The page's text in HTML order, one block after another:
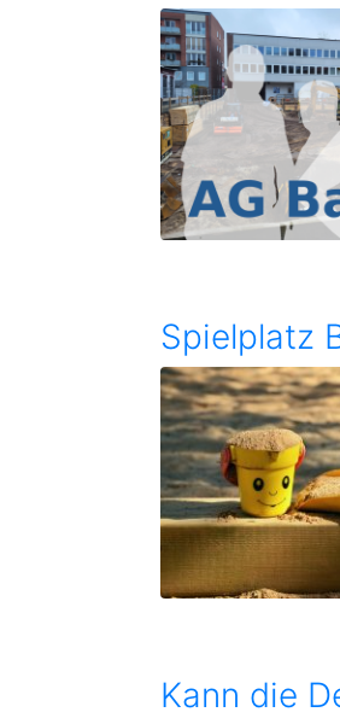
Spielplatz
Kann die